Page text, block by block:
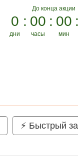
До конца акции
0
дни
00
часы
00
мин
⚡ Быстрый